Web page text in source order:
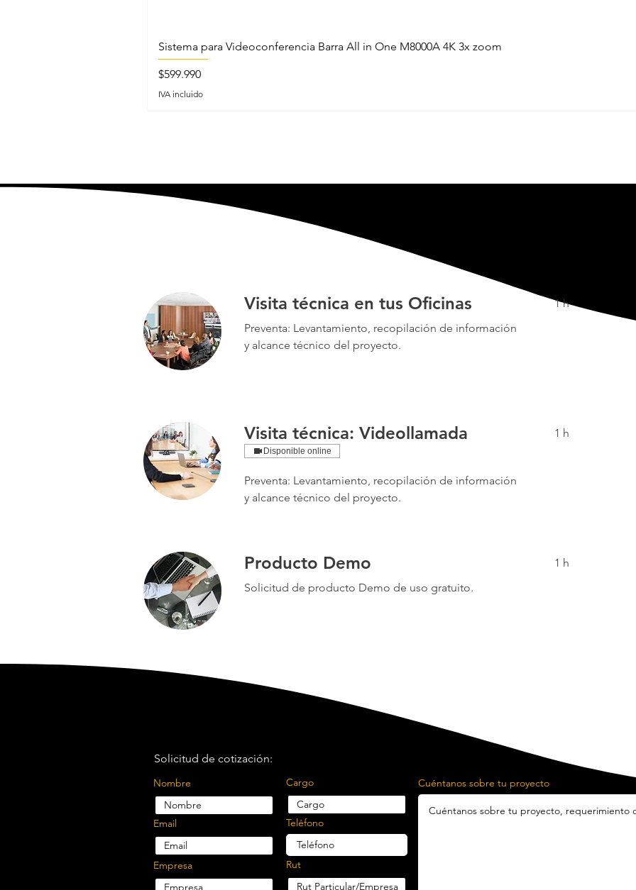
Sistema para Videoconferencia Barra All in One M8000A 4K 3x zoom
Precio
$599.990
IVA incluido
Visita técnica en tus Oficinas
Preventa: Levantamiento, recopilación de información
y alcance técnico del proyecto.
1 h
Visita técnica: Videollamada
Disponible online
Preventa: Levantamiento, recopilación de información
y alcance técnico del proyecto.
1 h
Producto Demo
Solicitud de producto Demo de uso gratuito.
1 h
Solicitud de cotización:
Nombre
Email
Empresa
Cargo
Teléfono
Rut
Cuéntanos sobre tu proyecto